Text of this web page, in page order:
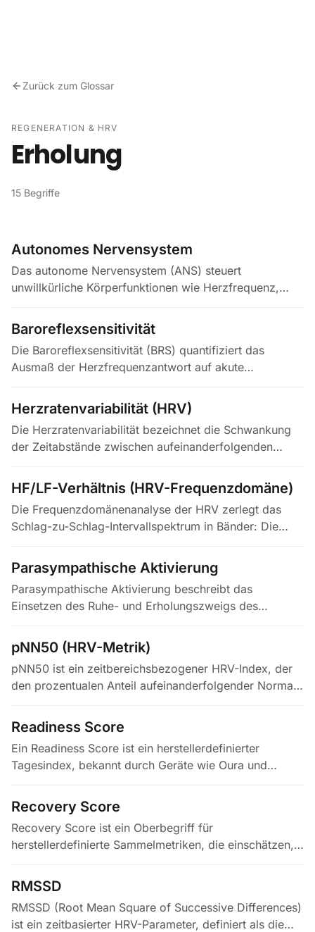
Zurück zum Glossar
REGENERATION & HRV
Erholung
15 Begriffe
Autonomes Nervensystem
Das autonome Nervensystem (ANS) steuert
unwillkürliche Körperfunktionen wie Herzfrequenz,
in den Sympathikus…
Baroreflexsensitivität
Die Baroreflexsensitivität (BRS) quantifiziert das
Ausmaß der Herzfrequenzantwort auf akute
Intervalländerung pro mmHg…
Herzratenvariabilität (HRV)
Die Herzratenvariabilität bezeichnet die Schwankung
der Zeitabstände zwischen aufeinanderfolgenden
gesundem Sinusrhythmus deuten…
HF/LF-Verhältnis (HRV-Frequenzdomäne)
Die Frequenzdomänenanalyse der HRV zerlegt das
Schlag-zu-Schlag-Intervallspektrum in Bänder: Die
primär die respiratorische…
Parasympathische Aktivierung
Parasympathische Aktivierung beschreibt das
Einsetzen des Ruhe- und Erholungszweigs des
durch den Vagusnerv zu thorakalen und…
pNN50 (HRV-Metrik)
pNN50 ist ein zeitbereichsbezogener HRV-Index, der
den prozentualen Anteil aufeinanderfolgender Normal-
von mehr als 50 ms…
Readiness Score
Ein Readiness Score ist ein herstellerdefinierter
Tagesindex, bekannt durch Geräte wie Oura und
vermarktet), der anzeigen…
Recovery Score
Recovery Score ist ein Oberbegriff für
herstellerdefinierte Sammelmetriken, die einschätzen,
Belastung erholt hat. Die Bezeichnungen…
RMSSD
RMSSD (Root Mean Square of Successive Differences)
ist ein zeitbasierter HRV-Parameter, definiert als die